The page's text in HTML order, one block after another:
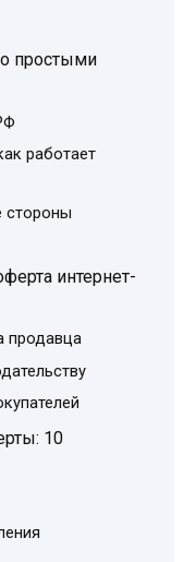
простыми
работает
стороны
интернет-
продавца
10